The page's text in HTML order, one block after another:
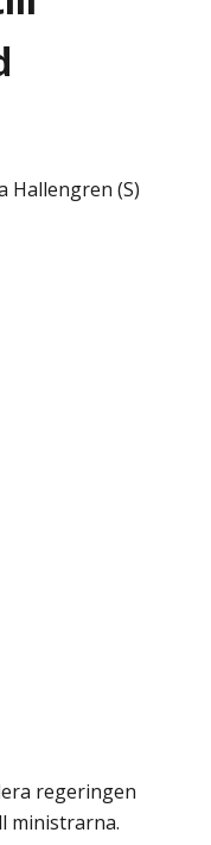
Hallengren (S)
regeringen
ministrarna.